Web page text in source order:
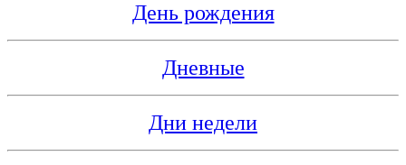
День рождения
Дневные
Дни недели